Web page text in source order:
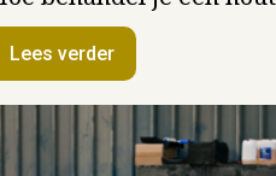
Lees verder